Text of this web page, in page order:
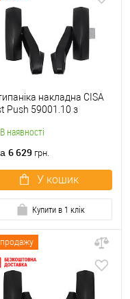
В наявності
накладна CISA
Push 59001.10 з
6 629 грн.
У кошик
Купити в 1 клік
продажу